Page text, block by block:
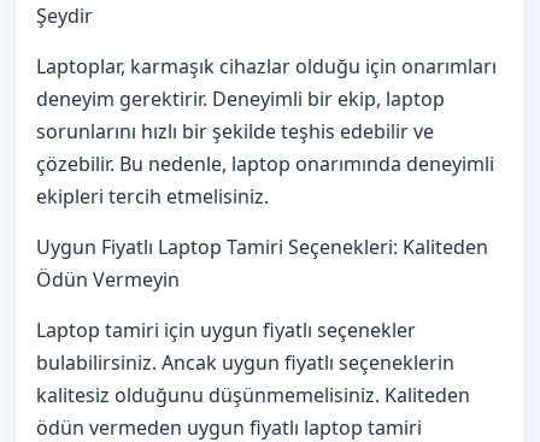
Şeydir
Laptoplar, karmaşık cihazlar olduğu için onarımları
deneyim gerektirir. Deneyimli bir ekip, laptop
sorunlarını hızlı bir şekilde teşhis edebilir ve
çözebilir. Bu nedenle, laptop onarımında deneyimli
ekipleri tercih etmelisiniz.
Uygun Fiyatlı Laptop Tamiri Seçenekleri: Kaliteden
Ödün Vermeyin
Laptop tamiri için uygun fiyatlı seçenekler
bulabilirsiniz. Ancak uygun fiyatlı seçeneklerin
kalitesiz olduğunu düşünmemelisiniz. Kaliteden
ödün vermeden uygun fiyatlı laptop tamiri